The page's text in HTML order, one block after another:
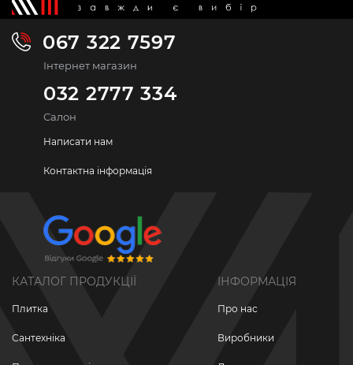
067 322 7597
Інтернет магазин
032 2777 334
Салон
Написати нам
Контактна інформація
КАТАЛОГ ПРОДУКЦІЇ
Плитка
Сантехніка
ІНФОРМАЦІЯ
Про нас
Виробники